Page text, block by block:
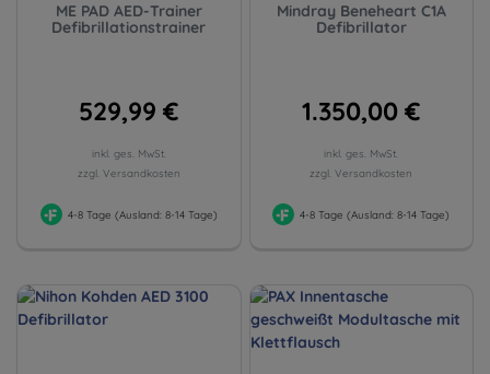
ME PAD AED-Trainer
Defibrillationstrainer
529,99 €
inkl. ges. MwSt.
zzgl. Versandkosten
4-8 Tage (Ausland: 8-14 Tage)
Mindray Beneheart C1A
Defibrillator
1.350,00 €
inkl. ges. MwSt.
zzgl. Versandkosten
4-8 Tage (Ausland: 8-14 Tage)